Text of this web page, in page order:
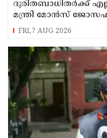
ദുരിതബാധിതർക്ക്
മന്ത്രി മോൻസ്
FRI,7 AUG 2026